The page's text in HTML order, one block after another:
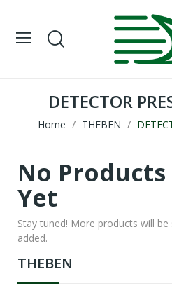
DETECTOR
Home THEBEN
THEBEN
No
Yet
Stay tuned! More products will
added.